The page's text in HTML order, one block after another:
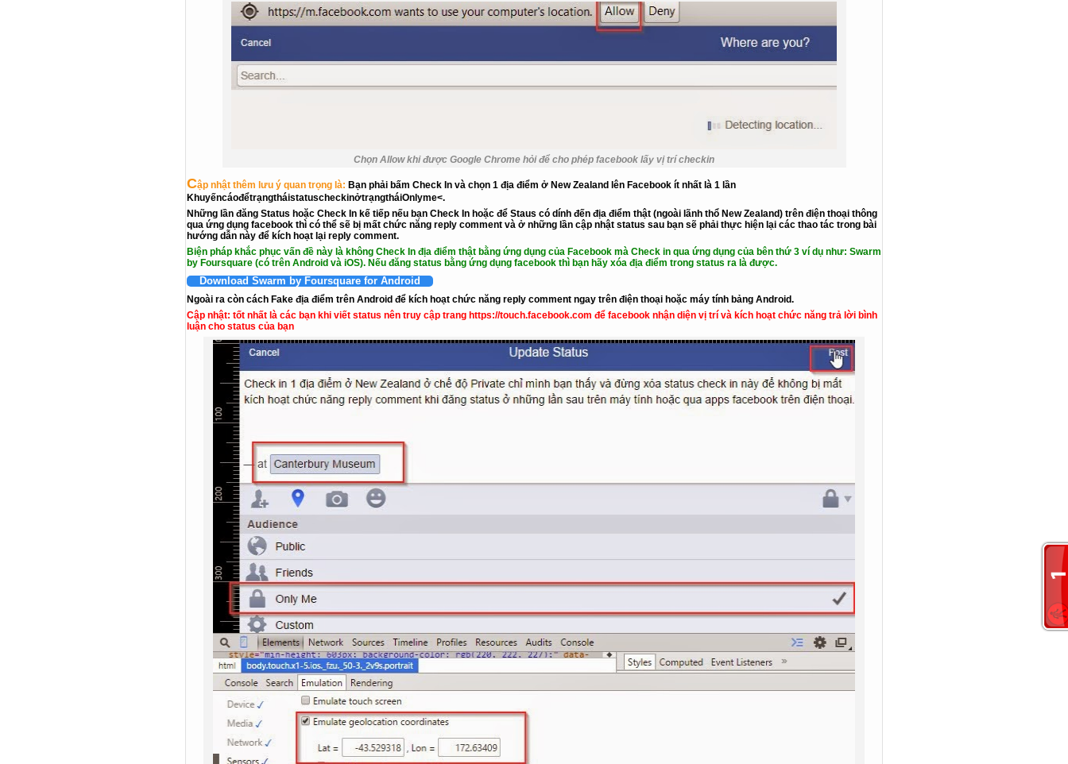
Chọn Allow khi được Google Chrome hỏi để cho phép facebook lấy vị trí checkin
Cập nhật thêm lưu ý quan trọng là: Bạn phải bấm Check In và chọn 1 địa điểm ở New Zealand lên Facebook ít nhất là 1 lần
KhuyếncáođểtrạngtháistatuscheckinởtrạngtháiOnlyme<.
Những lần đăng Status hoặc Check In kế tiếp nếu bạn Check In hoặc để Staus có dính đến địa điểm thật (ngoài lãnh thổ New Zealand) trên điện thoại thông
qua ứng dụng facebook thì có thể sẽ bị mất chức năng reply comment và ở những lần cập nhật status sau bạn sẽ phải thực hiện lại các thao tác trong bài
hướng dẫn này để kích hoạt lại reply comment.
Biện pháp khắc phục vấn đề này là không Check In địa điểm thật bằng ứng dụng của Facebook mà Check in qua ứng dụng của bên thứ 3 ví dụ như: Swarm
by Foursquare (có trên Android và iOS). Nếu đăng status bằng ứng dụng facebook thì bạn hãy xóa địa điểm trong status ra là được.
Download Swarm by Foursquare for Android
Ngoài ra còn cách Fake địa điểm trên Android để kích hoạt chức năng reply comment ngay trên điện thoại hoặc máy tính bảng Android.
Cập nhật: tốt nhất là các bạn khi viết status nên truy cập trang https://touch.facebook.com để facebook nhận diện vị trí và kích hoạt chức năng trả lời bình
luận cho status của bạn